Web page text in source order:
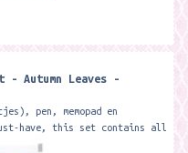
- Autumn Leaves -
pen, memopad en
have, this set contains all